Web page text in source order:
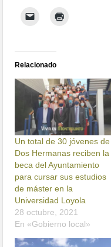
Relacionado
Un total de 30 jóvenes de
Dos Hermanas reciben la
beca del Ayuntamiento
para cursar sus estudios
de máster en la
Universidad Loyola
28 octubre, 2021
En «Gobierno local»